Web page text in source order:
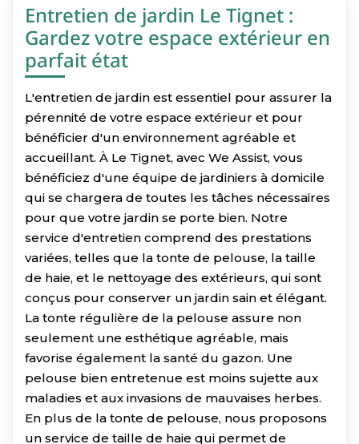
Entretien de jardin Le Tignet :
Gardez votre espace extérieur en
parfait état
L'entretien de jardin est essentiel pour assurer la
pérennité de votre espace extérieur et pour
bénéficier d'un environnement agréable et
accueillant. À Le Tignet, avec We Assist, vous
bénéficiez d'une équipe de jardiniers à domicile
qui se chargera de toutes les tâches nécessaires
pour que votre jardin se porte bien. Notre
service d'entretien comprend des prestations
variées, telles que la tonte de pelouse, la taille
de haie, et le nettoyage des extérieurs, qui sont
conçus pour conserver un jardin sain et élégant.
La tonte régulière de la pelouse assure non
seulement une esthétique agréable, mais
favorise également la santé du gazon. Une
pelouse bien entretenue est moins sujette aux
maladies et aux invasions de mauvaises herbes.
En plus de la tonte de pelouse, nous proposons
un service de taille de haie qui permet de